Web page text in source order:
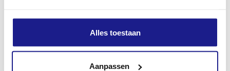
Alles toestaan
Aanpassen
4.7 m/s²